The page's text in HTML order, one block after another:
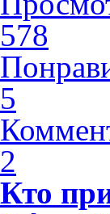
578
5
2
Кто